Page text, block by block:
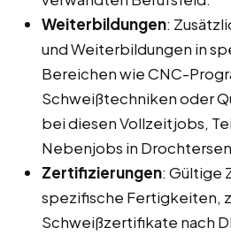
Weiterbildungen:
und Weiterbildungen in
Bereichen wie CNC-
Schweißtechniken oder
bei diesen Vollzeitjobs,
Nebenjobs in
Zertifizierungen: Gültige
spezifische Fertigkeiten,
Schweißzertifikate nach